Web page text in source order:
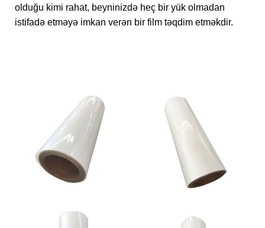
olduğu kimi rahat, beyninizdə heç bir yük olmadan
istifadə etməyə imkan verən bir film təqdim etməkdir.